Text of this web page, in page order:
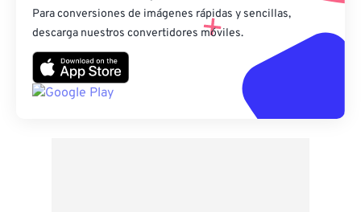
Para conversiones de imágenes rápidas y sencillas,
descarga nuestros convertidores móviles.